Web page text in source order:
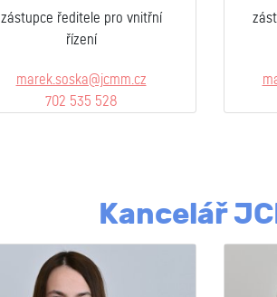
zástupce ředitele pro vnitřní
řízení
marek.soska@jcmm.cz
702 535 528
Kancelář